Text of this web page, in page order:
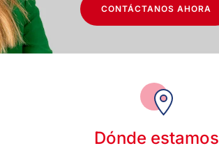
CONTÁCTANOS AHORA
Dónde estamos